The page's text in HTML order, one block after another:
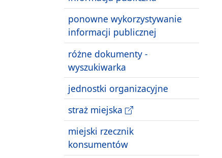
ponowne wykorzystywanie
informacji publicznej
różne dokumenty -
wyszukiwarka
jednostki organizacyjne
straż miejska
miejski rzecznik
konsumentów